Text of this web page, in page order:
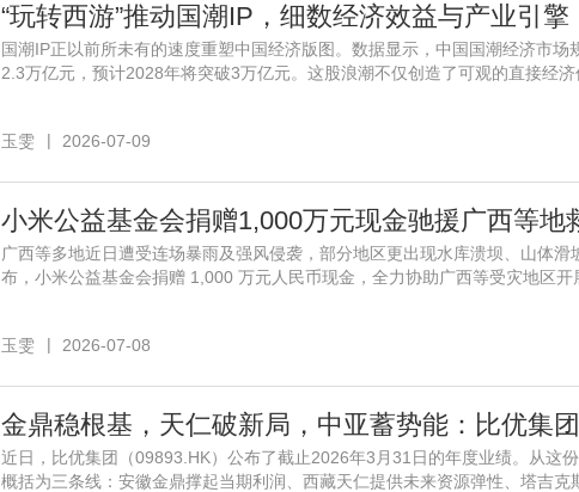
“玩转西游”推动国潮IP，细数经济效益与产业引擎
国潮IP正以前所未有的速度重塑中国经济版图。数据显示，中国国潮经济市
2.3万亿元，预计2028年将突破3万亿元。这股浪潮不仅创造了可观的直接经济
玉雯 2026-07-09
小米公益基金会捐赠1,000万元现金驰援广西等地
广西等多地近日遭受连场暴雨及强风侵袭，部分地区更出现水库溃坝、山体
布，小米公益基金会捐赠 1,000 万元人民币现金，全力协助广西等受灾地区开
玉雯 2026-07-08
近日，比优集团（09893.HK）公布了截止2026年3月31日的年度业绩。从这
概括为三条线：安徽金鼎撑起当期利润、西藏天仁提供未来资源弹性、塔吉克